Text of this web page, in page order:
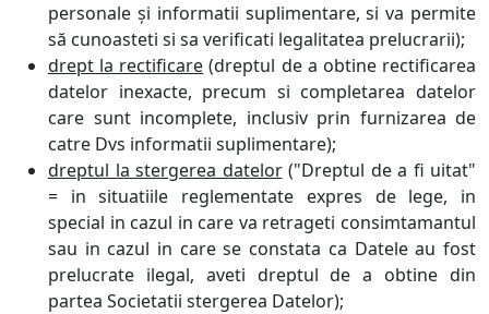
personale și informatii suplimentare, si va permite
să cunoasteti si sa verificati legalitatea prelucrarii);
drept la rectificare (dreptul de a obtine rectificarea
datelor inexacte, precum si completarea datelor
care sunt incomplete, inclusiv prin furnizarea de
catre Dvs informatii suplimentare);
dreptul la stergerea datelor("Dreptul de a fi uitat"
= in situatiile reglementate expres de lege, in
special in cazul in care va retrageti consimtamantul
sau in cazul in care se constata ca Datele au fost
prelucrate ilegal, aveti dreptul de a obtine din
partea Societatii stergerea Datelor);